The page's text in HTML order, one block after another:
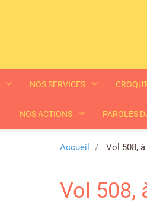
NOS SERVICES
NOS ACTIONS PAROLES
Accueil Vol 508,
Vol 508,